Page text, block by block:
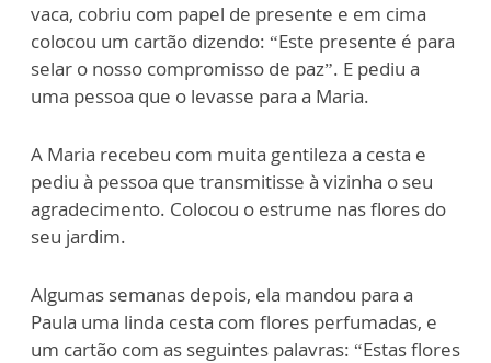
vaca, cobriu com papel de presente e em cima
colocou um cartão dizendo: “Este presente é para
selar o nosso compromisso de paz”. E pediu a
uma pessoa que o levasse para a Maria.
A Maria recebeu com muita gentileza a cesta e
pediu à pessoa que transmitisse à vizinha o seu
agradecimento. Colocou o estrume nas flores do
seu jardim.
Algumas semanas depois, ela mandou para a
Paula uma linda cesta com flores perfumadas, e
um cartão com as seguintes palavras: “Estas flores